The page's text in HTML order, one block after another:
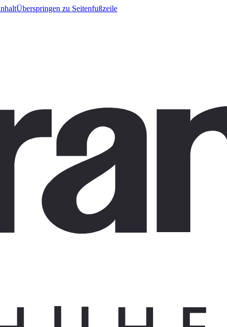
Überspringen zu Seitenfußzeile